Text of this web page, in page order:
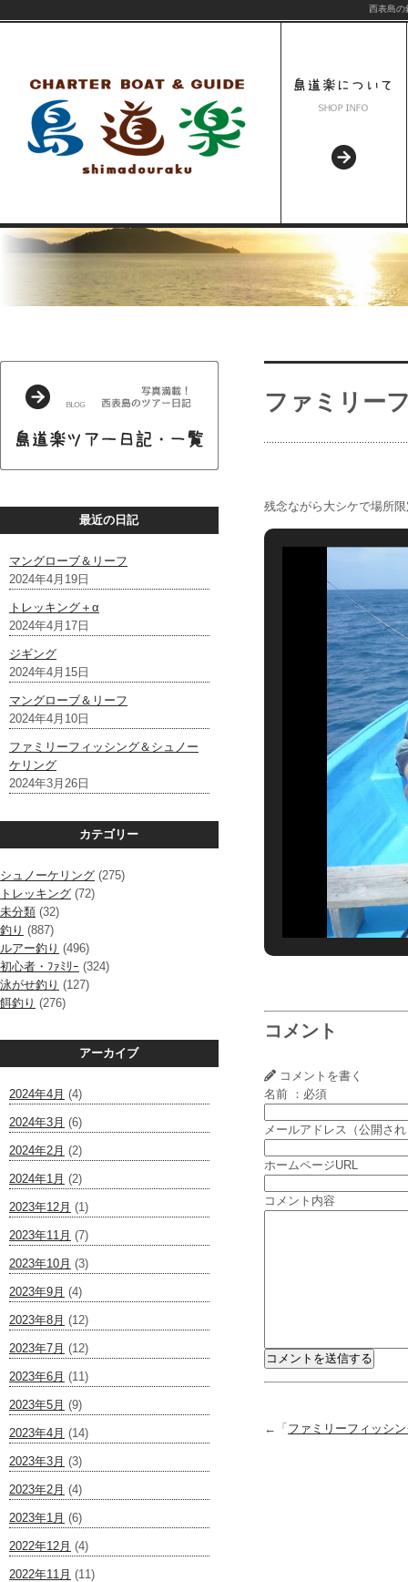
西表島の
最近の日記
マングローブ＆リーフ
2024年4月19日
トレッキング＋α
2024年4月17日
ジギング
2024年4月15日
マングローブ＆リーフ
2024年4月10日
ファミリーフィッシング＆シュノー
ケリング
2024年3月26日
カテゴリー
シュノーケリング (275)
トレッキング (72)
未分類 (32)
釣り (887)
ルアー釣り (496)
初心者・ﾌｧﾐﾘｰ (324)
泳がせ釣り (127)
餌釣り (276)
アーカイブ
2024年4月 (4)
2024年3月 (6)
2024年2月 (2)
2024年1月 (2)
2023年12月 (1)
2023年11月 (7)
2023年10月 (3)
2023年9月 (4)
2023年8月 (12)
2023年7月 (12)
2023年6月 (11)
2023年5月 (9)
2023年4月 (14)
2023年3月 (3)
2023年2月 (4)
2023年1月 (6)
2022年12月 (4)
2022年11月 (11)
ファミリー
残念ながら大シケで場所
コメント
コメントを書く
名前 ：必須
メールアドレス（公開さ
ホームページURL
コメント内容
←「 ファミリーフィッシ